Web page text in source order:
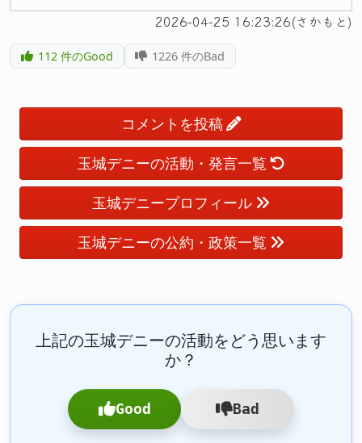
2026-04-25 16:23:26(さかもと)
112 件のGood 1226 件のBad
コメントを投稿
玉城デニーの活動・発言一覧
玉城デニープロフィール
玉城デニーの公約・政策一覧
上記の玉城デニーの活動をどう思います
か？
Good Bad